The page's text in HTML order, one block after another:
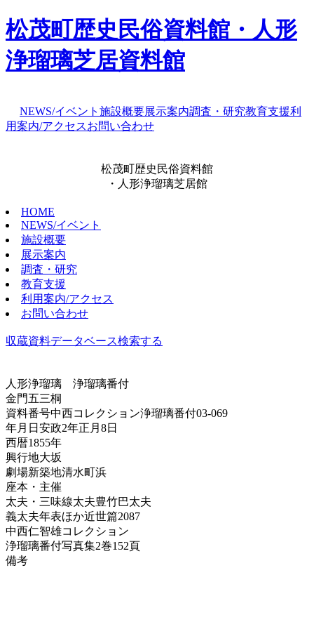
松茂町歴史民俗資料館・人形
浄瑠璃芝居資料館
NEWS/イベント 施設概要展示案内調査・研究教育支援利
用案内/アクセスお問い合わせ
松茂町歴史民俗資料館
・人形浄瑠璃芝居館
HOME
NEWS/イベント
施設概要
展示案内
調査・研究
教育支援
利用案内/アクセス
お問い合わせ
収蔵資料データベース検索する
人形浄瑠璃 浄瑠璃番付
金門五三桐
資料番号中西コレクション浄瑠璃番付03-069
年月日 安政2年正月8日
西暦1855年
興行地大坂
劇場新築地清水町浜
座本・主催
太夫・三味線太夫豊竹巴太夫
義太夫年表ほか近世篇2087
中西仁智雄コレクション
浄瑠璃番付写真集2巻152頁
備考